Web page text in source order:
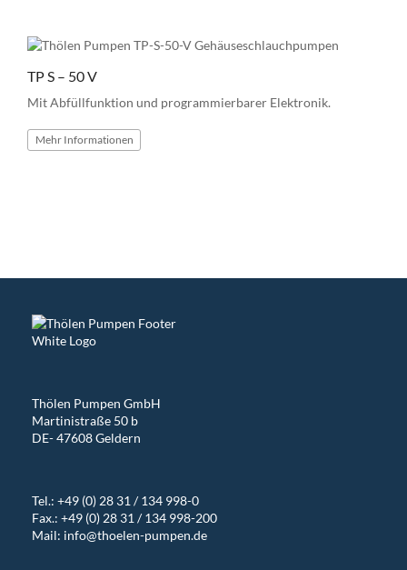
TP S – 50 V
Mit Abfüllfunktion und programmierbarer Elektronik.
MehrInformationen
Thölen Pumpen GmbH
Martinistraße 50 b
DE- 47608 Geldern
Tel.: +49 (0) 28 31 / 134 998-0
Fax.: +49 (0) 28 31 / 134 998-200
Mail: info@thoelen-pumpen.de